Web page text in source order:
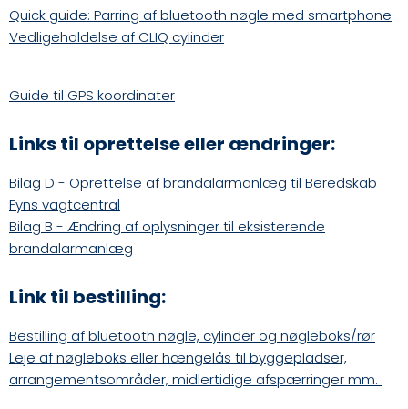
Quick guide: Parring af bluetooth nøgle med smartphone
Vedligeholdelse af CLIQ cylinder
Guide til GPS koordinater
Links til oprettelse eller ændringer:
Bilag D - Oprettelse af brandalarmanlæg til Beredskab
Fyns vagtcentral
Bilag B - Ændring af oplysninger til eksisterende
brandalarmanlæg
Link til bestilling:
Bestilling af bluetooth nøgle, cylinder og nøgleboks/rør
Leje af nøgleboks eller hængelås til byggepladser,
arrangementsområder, midlertidige afspærringer mm.